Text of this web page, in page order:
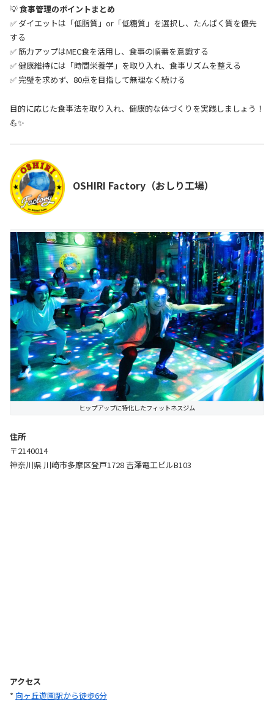
💡食事管理のポイントまとめ
✅ ダイエットは「低脂質」or「低糖質」を選択し、たんぱく質を優先
する
✅ 筋力アップはMEC食を活用し、食事の順番を意識する
✅ 健康維持には「時間栄養学」を取り入れ、食事リズムを整える
✅ 完璧を求めず、80点を目指して無理なく続ける
目的に応じた食事法を取り入れ、健康的な体づくりを実践しましょう！
💪✨
OSHIRI Factory（おしり工場）
ヒップアップに特化したフィットネスジム
住所
〒2140014
神奈川県 川崎市多摩区登戸1728 吉澤電工ビルB103
アクセス
* 向ヶ丘遊園駅から徒歩6分